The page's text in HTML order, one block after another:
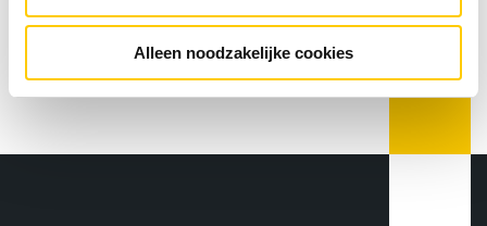
Alleen noodzakelijke cookies